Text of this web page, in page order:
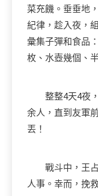
菜充饑。垂垂地
紀律，趁入夜，
彙集子彈和食品
枚、水壺幾個、
整整4天4夜，
余人，直到友軍
丟！
戰斗中，王占
人事。幸而，挽